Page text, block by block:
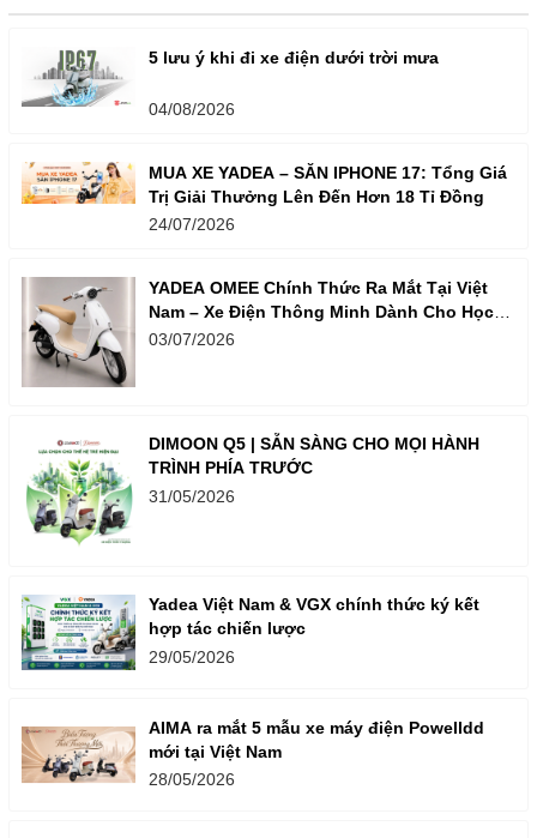
5 lưu ý khi đi xe điện dưới trời mưa
04/08/2026
MUA XE YADEA – SĂN IPHONE 17: Tổng Giá
Trị Giải Thưởng Lên Đến Hơn 18 Tỉ Đồng
24/07/2026
YADEA OMEE Chính Thức Ra Mắt Tại Việt
Nam – Xe Điện Thông Minh Dành Cho Học
Sinh
03/07/2026
DIMOON Q5 | SẴN SÀNG CHO MỌI HÀNH
TRÌNH PHÍA TRƯỚC
31/05/2026
Yadea Việt Nam & VGX chính thức ký kết
hợp tác chiến lược
29/05/2026
AIMA ra mắt 5 mẫu xe máy điện Powelldd
mới tại Việt Nam
28/05/2026